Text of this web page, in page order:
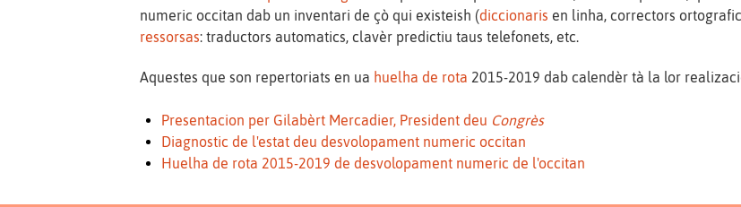
numeric occitan dab un inventari de çò qui existeish (diccionaris en linha, correctors
ressorsas: traductors automatics, clavèr predictiu taus telefonets, etc.
Aquestes que son repertoriats en ua huelha de rota 2015-2019 dab calendèr tà la lor
Presentacion per Gilabèrt Mercadier, President deu Congrès
Diagnostic de l'estat deu desvolopament numeric occitan
Huelha de rota 2015-2019 de desvolopament numeric de l'occitan